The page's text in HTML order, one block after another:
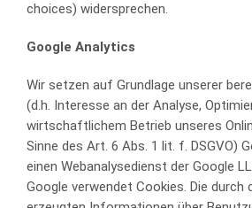
choices) widersprechen.
Google Analytics
Wir setzen auf Grundlage unserer
(d.h. Interesse an der Analyse,
wirtschaftlichem Betrieb unseres
Sinne des Art. 6 Abs. 1 lit. f. DSGVO)
einen Webanalysedienst der Google
Google verwendet Cookies. Die durch